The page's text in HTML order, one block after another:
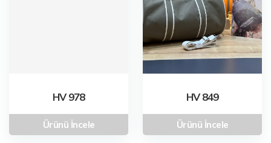
HV 978
Ürünü İncele
HV 849
Ürünü İncele